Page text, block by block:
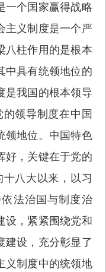
一个国家赢得战略
主义制度是一个严
八柱作用的是根本
中具有统领地位的
是我国的根本领导
领导制度在中国
领地位。中国特色
好，关键在于党的
八大以来，以习
法治国与制度治
设，紧紧围绕党和
建设，充分彰显了
义制度中的统领地